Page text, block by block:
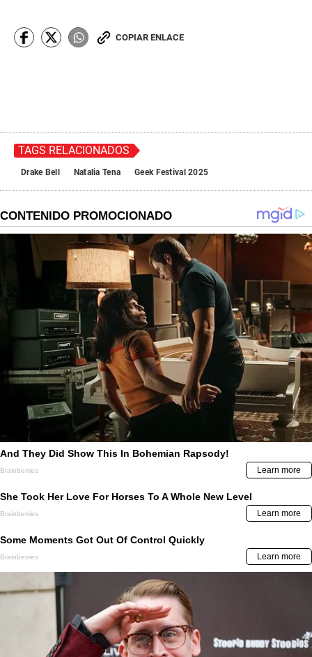
COPIAR ENLACE
TAGS RELACIONADOS
Drake Bell Natalia Tena Geek Festival 2025